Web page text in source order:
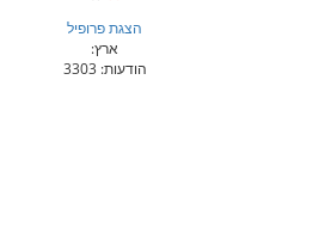
הצגת פרופיל
ארץ:
הודעות: 3303